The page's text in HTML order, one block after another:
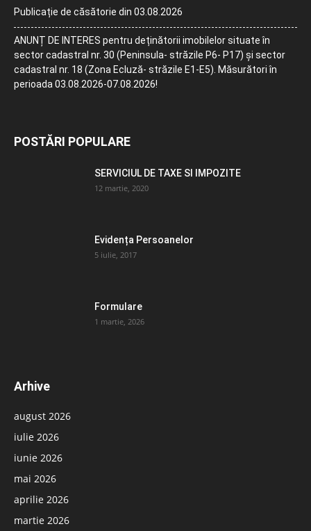
Publicație de căsătorie din 03.08.2026
ANUNȚ DE INTERES pentru deținătorii imobilelor situate în
sector cadastral nr. 30 (Peninsula- străzile P6- P17) și sector
cadastral nr. 18 (Zona Ecluză- străzile E1-E5). Măsurători în
perioada 03.08.2026-07.08.2026!
POSTĂRI POPULARE
SERVICIUL DE TAXE SI IMPOZITE
12 martie, 2020
Evidența Persoanelor
5 iulie, 2017
Formulare
1 martie, 2026
Arhive
august 2026
iulie 2026
iunie 2026
mai 2026
aprilie 2026
martie 2026